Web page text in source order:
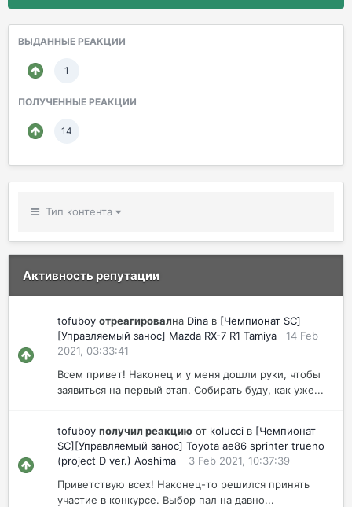
ВЫДАННЫЕ РЕАКЦИИ
1
ПОЛУЧЕННЫЕ РЕАКЦИИ
14
Тип контента
Активность репутации
tofuboy отреагировална Dina в [Чемпионат SC]
[Управляемый занос] Mazda RX-7 R1 Tamiya
14 Feb
2021, 03:33:41
Всем привет! Наконец и у меня дошли руки, чтобы
заявиться на первый этап. Собирать буду, как уже...
tofuboy получил реакцию от kolucci в [Чемпионат
SC][Управляемый занос] Toyota ae86 sprinter trueno
(project D ver.) Aoshima
3 Feb 2021, 10:37:39
Приветствую всех! Наконец-то решился принять
участие в конкурсе. Выбор пал на давно...